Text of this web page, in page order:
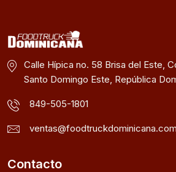
Calle Hípica no. 58 Brisa del Este,
Santo Domingo Este, República
849-505-1801
ventas@foodtruckdominicana.com
Contacto